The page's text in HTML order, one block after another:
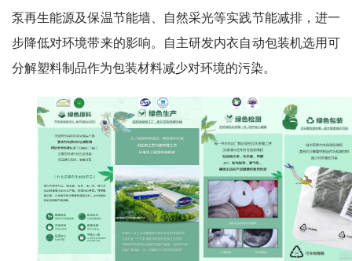
泵再生能源及保温节能墙、自然采光等实践节能减排，进一
步降低对环境带来的影响。自主研发内衣自动包装机选用可
分解塑料制品作为包装材料减少对环境的污染。